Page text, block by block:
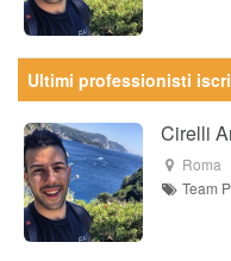
Ultimi professionisti
Cirelli
Roma
Team